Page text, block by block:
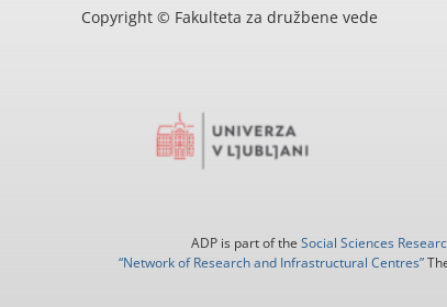
Copyright © Fakulteta za družbene vede
ADP is part of the Social Sciences
“Network of Research and Infrastructural Centres”